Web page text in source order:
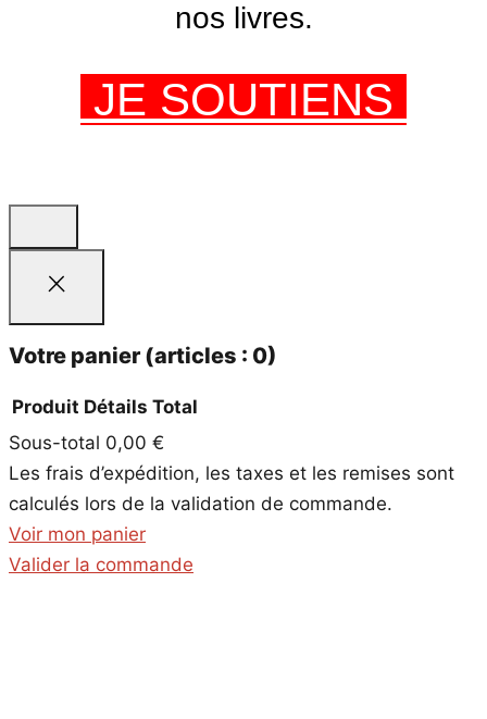
nos livres.
JE SOUTIENS
Votre panier (articles : 0)
Produits
dans
le
panier
Produit Détails Total
Sous-total 0,00 €
Les frais d’expédition, les taxes et les remises sont
calculés lors de la validation de commande.
Voir mon panier
Valider la commande